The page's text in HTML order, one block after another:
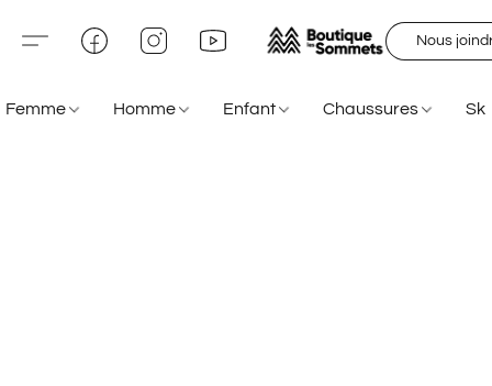
Nous
Femme Homme Enfant Chaussures